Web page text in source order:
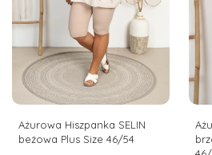
Ażurowa Hiszpanka SELIN
beżowa Plus Size 46/54